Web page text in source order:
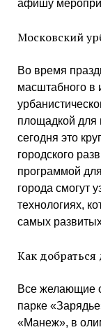
афишу
Московский
Во время
масштабного в
площадкой для
сегодня это
городского
программой
города смогут
технологиях,
самых
Как добраться
Все желающие
парке
«Манеж», в